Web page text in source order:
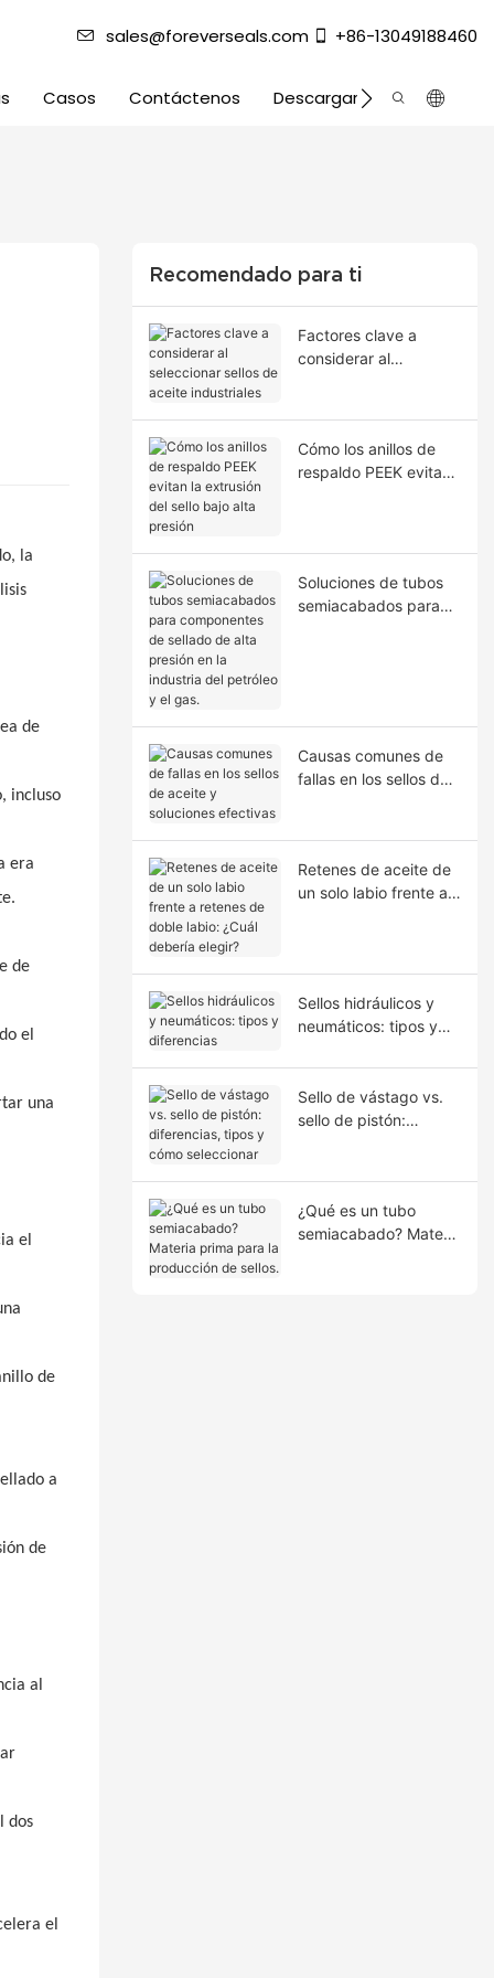
sales@foreverseals.com +86-13049188460
Casos Contáctenos Descargar
la
de
incluso
era
de
el
una
el
de
a
de
al
dos
el
Recomendado para ti
Factores clave a
considerar al
Cómo los anillos de
respaldo PEEK evitan
Soluciones de tubos
semiacabados para
Causas comunes de
fallas en los sellos de
Retenes de aceite de
un solo labio frente a
Sellos hidráulicos y
neumáticos: tipos y
Sello de vástago vs.
sello de pistón:
¿Qué es un tubo
semiacabado? Materia